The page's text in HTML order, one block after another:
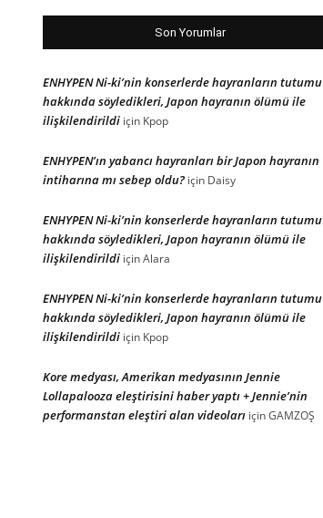
Son Yorumlar
ENHYPEN Ni-ki’nin konserlerde hayranların tutumu
hakkında söyledikleri, Japon hayranın ölümü ile
ilişkilendirildi için Kpop
ENHYPEN’ın yabancı hayranları bir Japon hayranın
intiharına mı sebep oldu? için Daisy
ENHYPEN Ni-ki’nin konserlerde hayranların tutumu
hakkında söyledikleri, Japon hayranın ölümü ile
ilişkilendirildi içinAlara
ENHYPEN Ni-ki’nin konserlerde hayranların tutumu
hakkında söyledikleri, Japon hayranın ölümü ile
ilişkilendirildi için Kpop
Kore medyası, Amerikan medyasının Jennie
Lollapalooza eleştirisini haber yaptı + Jennie’nin
performanstan eleştiri alan videoları içinGAMZOŞ